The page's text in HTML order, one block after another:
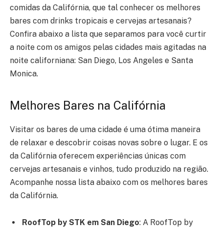
comidas da Califórnia, que tal conhecer os melhores
bares com drinks tropicais e cervejas artesanais?
Confira abaixo a lista que separamos para você curtir
a noite com os amigos pelas cidades mais agitadas na
noite californiana: San Diego, Los Angeles e Santa
Monica.
Melhores Bares na Califórnia
Visitar os bares de uma cidade é uma ótima maneira
de relaxar e descobrir coisas novas sobre o lugar. E os
da Califórnia oferecem experiências únicas com
cervejas artesanais e vinhos, tudo produzido na região.
Acompanhe nossa lista abaixo com os melhores bares
da Califórnia.
RoofTop by STK em San Diego: A RoofTop by